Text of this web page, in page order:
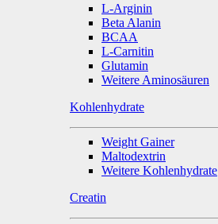
L-Arginin
Beta Alanin
BCAA
L-Carnitin
Glutamin
Weitere Aminosäuren
Kohlenhydrate
Weight Gainer
Maltodextrin
Weitere Kohlenhydrate
Creatin